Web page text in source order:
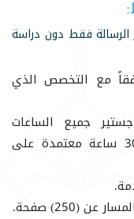
فقط دون دراسة
مع التخصص الذي
جميع الساعات
المعتمدة في نفس التخصص بواقع 30 ساعة معتمدة على
(250) صفحة.